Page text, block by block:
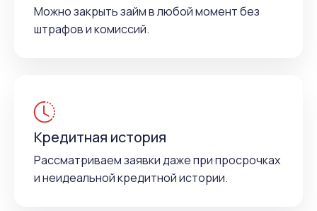
Можно закрыть займ в любой момент без
штрафов и комиссий.
Кредитная история
Рассматриваем заявки даже при просрочках
и неидеальной кредитной истории.